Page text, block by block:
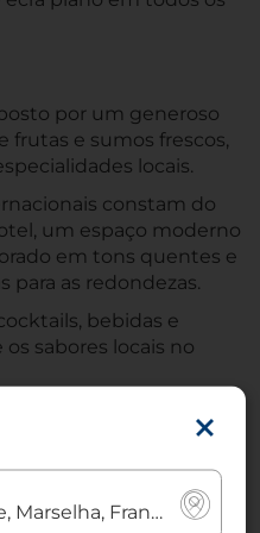
por um generoso
frutas e sumos frescos,
locais.
constam do
um espaço moderno
em tons quentes e
para as redondezas.
bebidas e
os sabores locais no
se no nosso
fitness